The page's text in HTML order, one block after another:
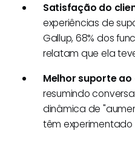
Satisfação do
experiências de
Gallup, 68% dos
relatam que ela
Melhor suporte ao
resumindo
dinâmica de
têm experimentado